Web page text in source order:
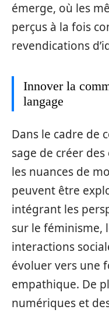
émerge, où les
perçus à la fois
revendications
Innover la
langage
Dans le cadre de
sage de créer
les nuances de
peuvent être
intégrant les
sur le féminisme,
interactions
évoluer vers une
empathique. De
numériques et